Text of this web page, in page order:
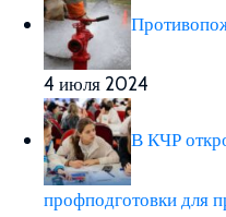
4 июля 2024
В КЧР
профподготовки для